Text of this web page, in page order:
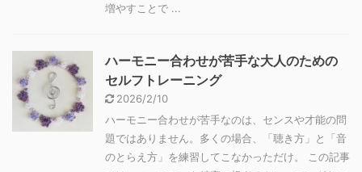
増やすことで ...
ハーモニー合わせが苦手な大人のための
セルフトレーニング
2026/2/10
ハーモニー合わせが苦手なのは、センスや才能の問
題ではありません。多くの場合、「聴き方」と「音
のとらえ方」を練習してこなかっただけ。 この記事